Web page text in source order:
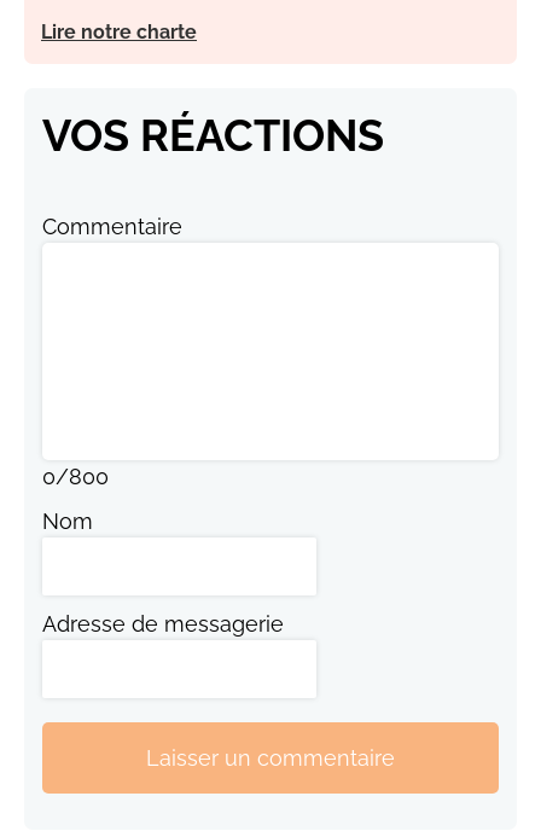
Lire notre charte
VOS RÉACTIONS
Commentaire
0/800
Nom
Adresse de messagerie
Laisser un commentaire